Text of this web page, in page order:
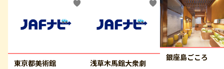
東京都美術館
浅草木馬館大衆劇
銀座島ごころ